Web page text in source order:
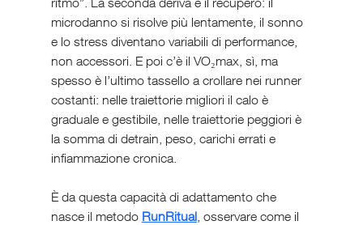
microdanno si risolve più lentamente, il sonno
e lo stress diventano variabili di performance,
non accessori. E poi c’è il VO₂max, sì, ma
spesso è l’ultimo tassello a crollare nei runner
costanti: nelle traiettorie migliori il calo è
graduale e gestibile, nelle traiettorie peggiori è
la somma di detrain, peso, carichi errati e
infiammazione cronica.
È da questa capacità di adattamento che
nasce il metodo RunRitual, osservare come il